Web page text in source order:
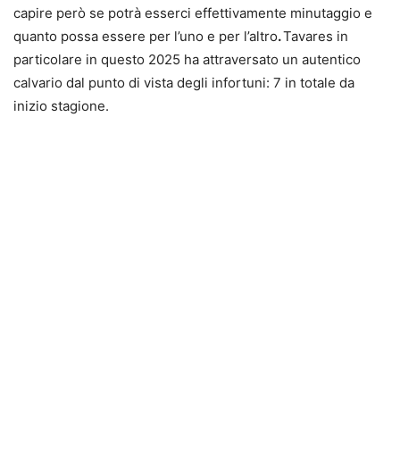
capire però se potrà esserci effettivamente minutaggio e
quanto possa essere per l’uno e per l’altro.Tavares in
particolare in questo 2025 ha attraversato un autentico
calvario dal punto di vista degli infortuni: 7 in totale da
inizio stagione.